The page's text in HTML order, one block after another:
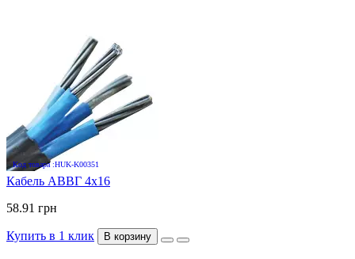
Код товара :HUK-K00351
Кабель АВВГ 4х16
58.91 грн
Купить в 1 клик В корзину